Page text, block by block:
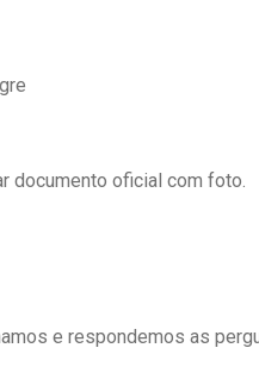
documento oficial com foto.
e respondemos as